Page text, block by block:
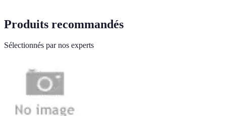
Produits recommandés
Sélectionnés par nos experts